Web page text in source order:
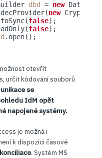
dbd = new
new
false);
false);
.open();
otevřít
určit kódování souborů
se
IdM opět
napojené systémy.
je možná i
k dispozici časové
. Systém MS